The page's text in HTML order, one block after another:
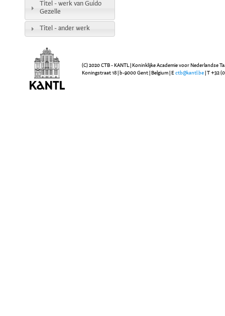
Titel - werk van Guido
Gezelle
Titel - ander werk
(C) 2020 CTB - KANTL | Koninklijke Academie voor Nederlandse
Koningstraat 18 | b-9000 Gent | Belgium | E ctb@kantl.be | T +32